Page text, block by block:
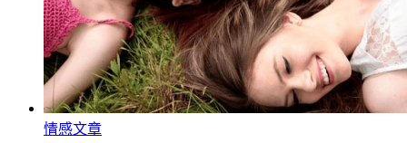
情感文章